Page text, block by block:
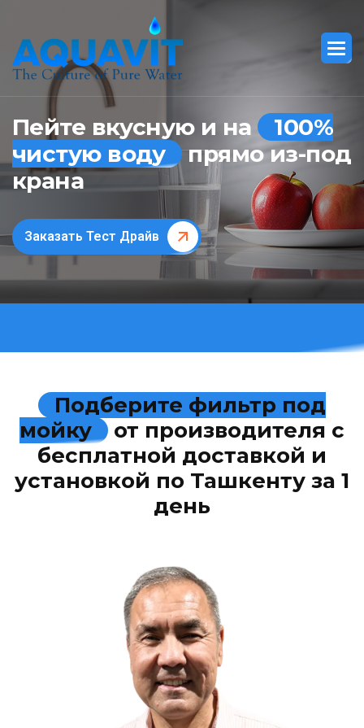
Пейте вкусную и на
100%
чистую воду прямо из-под
крана
Заказать Тест Драйв
Подберите фильтр под
мойку
от производителя с
бесплатной доставкой и
установкой по Ташкенту за 1
день